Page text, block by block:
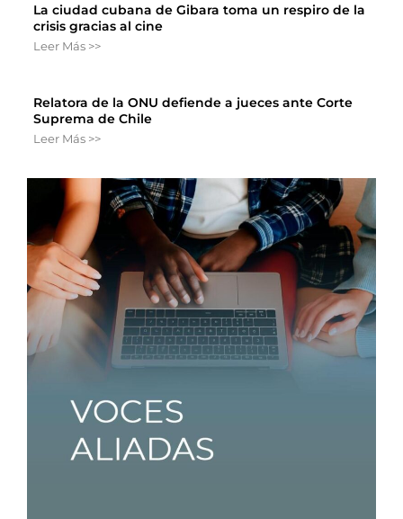
La ciudad cubana de Gibara toma un respiro de la
crisis gracias al cine
Leer Más >>
Relatora de la ONU defiende a jueces ante Corte
Suprema de Chile
Leer Más >>